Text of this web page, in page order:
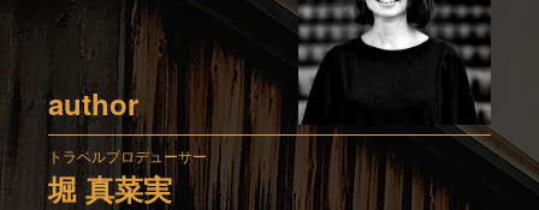
author
トラベルプロデューサー
堀 真菜実